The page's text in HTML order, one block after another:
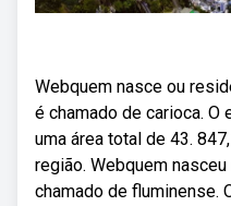
Webquem nasce ou
é chamado de carioca.
uma área total de 43.
região. Webquem
chamado de fluminense.